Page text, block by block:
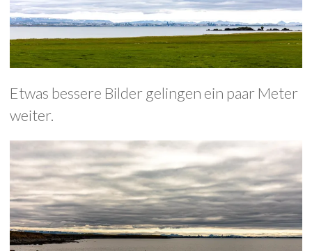
Etwas bessere Bilder gelingen ein paar Meter
weiter.